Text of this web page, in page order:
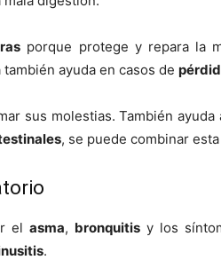
porque protege y repara la
ayuda en casos de
sus molestias. También ayuda
, se puede combinar
el asma, bronquitisy los
.